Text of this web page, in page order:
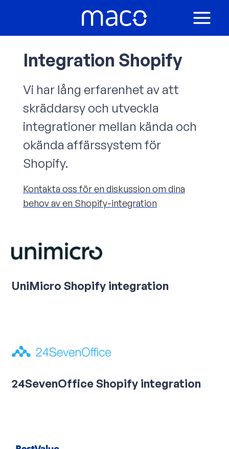
innehåll
MAIN
Integration Shopify
Vi har lång erfarenhet av att
skräddarsy och utveckla
integrationer mellan kända och
okända affärssystem för
Shopify.
Kontakta oss för en diskussion om dina
behov av en Shopify-integration
UniMicro Shopify integration
24SevenOffice Shopify integration